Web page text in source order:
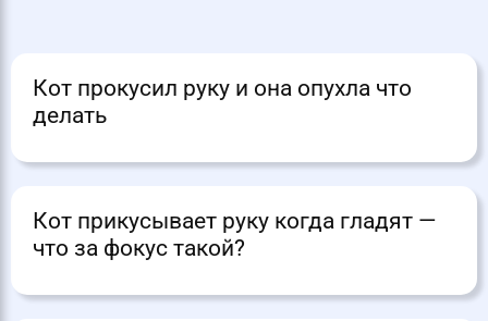
Кот прокусил руку и она опухла что
делать
Кот прикусывает руку когда гладят —
что за фокус такой?